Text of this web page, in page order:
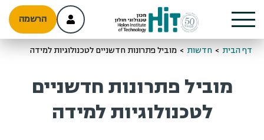
הרשמה
דף הבית > חדשות > מוביל פתרונות חדשניים לטכנולוגיות למידה
מוביל פתרונות חדשניים
לטכנולוגיות למידה